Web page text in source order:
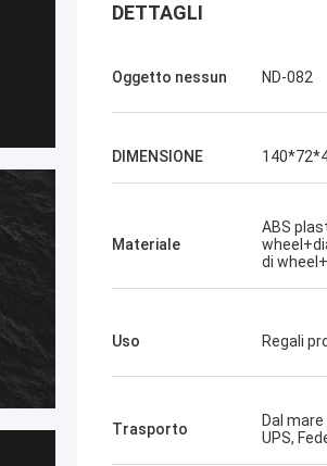
Scilla di Chris
Norton, nessun bisogno
DETTAGLI
Oggetto nessun ND-082
DIMENSIONE
Materiale
ABS
di
Uso Regali
Trasporto
Dal
UPS,